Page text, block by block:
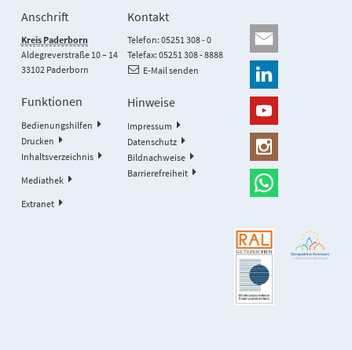
Anschrift
Kreis Paderborn
Aldegreverstraße 10 – 14
33102 Paderborn
Kontakt
Telefon: 05251 308 - 0
Telefax: 05251 308 - 8888
E-Mail senden
Funktionen
Bedienungshilfen
Drucken
Inhaltsverzeichnis
Mediathek
Extranet
Hinweise
Impressum
Datenschutz
Bildnachweise
Barrierefreiheit